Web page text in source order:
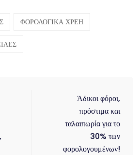
ΦΟΡΟΛΟΓΙΚΑ ΧΡΕΗ
Άδικοι φόροι,
πρόστιμα και
ταλαιπωρία για το
30% των
φορολογουμένων!